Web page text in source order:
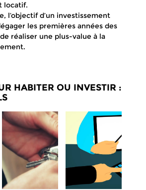
locatif.
l’objectif d’un investissement
les premières années des
réaliser une plus-value à la
HABITER OU INVESTIR :